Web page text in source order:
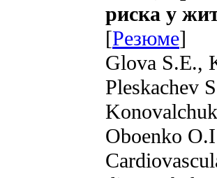
риска у
[Резюме]
Glova S.E.,
Pleskachev
Oboenko